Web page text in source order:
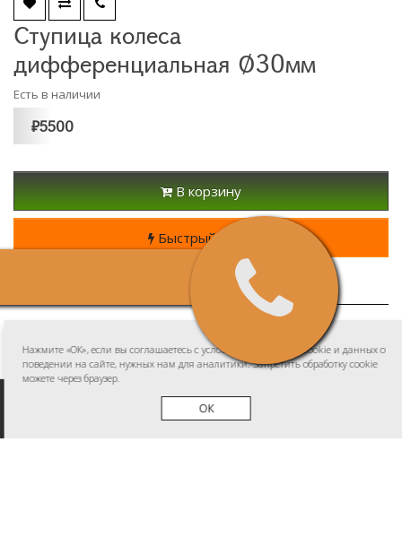
Нажмите «ОК», если вы соглашаетесь с условиями обработки cookie и данных о
поведении на сайте, нужных нам для аналитики. Запретить обработку cookie
можете через браузер.
ОК
Ступица колеса
дифференциальная Ø30мм
Есть в наличии
₽5500
В корзину
Быстрый заказ
Написать отзыв